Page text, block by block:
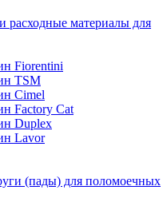
расходные материалы для
Fiorentini
TSM
Cimel
Factory Cat
Duplex
Lavor
(пады) для поломоечных